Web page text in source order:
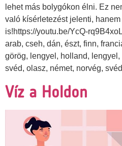
lehet más bolygókon élni. Ez
való kísérletezést jelenti,
is!https://youtu.be/YcQ-
arab, cseh, dán, észt, finn,
görög, lengyel, holland,
svéd, olasz, német, norvég,
Víz a Holdon